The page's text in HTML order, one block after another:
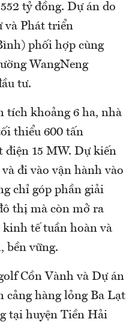
tỷ đồng. Dự án do
và Phát triển
phối hợp cùng
WangNeng
tư.
tích khoảng 6 ha, nhà
thiểu 600 tấn
điện 15 MW. Dự kiến
đi vào vận hành vào
chỉ góp phần giải
thị mà còn mở ra
tế tuần hoàn và
bền vững.
Cồn Vành và Dự án
cảng hàng lỏng Ba Lạt
tại huyện Tiền Hải